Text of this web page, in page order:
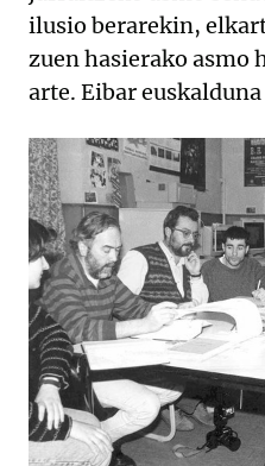
ilusio berarekin,
zuen hasierako asmo
arte. Eibar